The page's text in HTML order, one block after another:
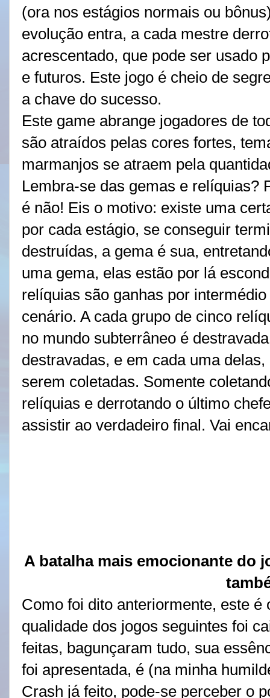
(ora nos estágios normais ou
evolução entra, a cada mestre
acrescentado, que pode ser usado
e futuros. Este jogo é cheio de
a chave do sucesso.
Este game abrange jogadores de
são atraídos pelas cores fortes,
marmanjos se atraem pela
Lembra-se das gemas e relíquias?
é não! Eis o motivo: existe uma
por cada estágio, se conseguir
destruídas, a gema é sua,
uma gema, elas estão por lá
relíquias são ganhas por
cenário. A cada grupo de cinco
no mundo subterrâneo é
destravadas, e em cada uma
serem coletadas. Somente
relíquias e derrotando o último
assistir ao verdadeiro final. Vai
A batalha mais emocionante do
Como foi dito anteriormente, este é
qualidade dos jogos seguintes foi
feitas, bagunçaram tudo, sua
foi apresentada, é (na minha
Crash já feito, pode-se perceber o